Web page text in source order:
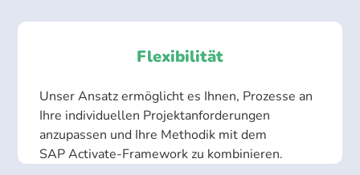
Flexibilität
Unser Ansatz ermöglicht es Ihnen, Prozesse an
Ihre individuellen Projektanforderungen
anzupassen und Ihre Methodik mit dem
SAP Activate-Framework zu kombinieren.